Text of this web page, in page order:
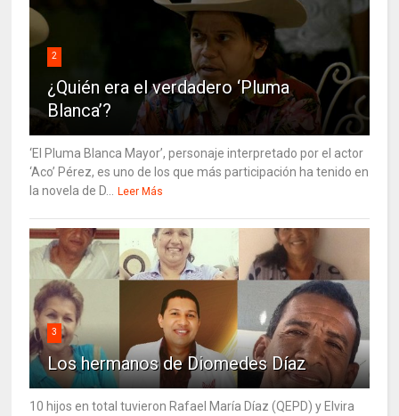
2
¿Quién era el verdadero ‘Pluma
Blanca’?
‘El Pluma Blanca Mayor’, personaje interpretado por el actor
‘Aco’ Pérez, es uno de los que más participación ha tenido en
la novela de D...
Leer Más
3
Los hermanos de Diomedes Díaz
10 hijos en total tuvieron Rafael María Díaz (QEPD) y Elvira